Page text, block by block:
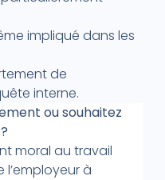
impliqué dans les
de
interne.
ou souhaitez
moral au travail
à